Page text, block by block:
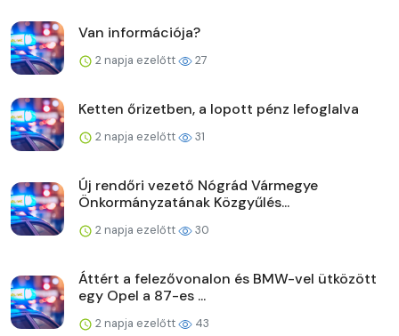
Van információja?
2 napja ezelőtt 27
Ketten őrizetben, a lopott pénz lefoglalva
2 napja ezelőtt 31
Új rendőri vezető Nógrád Vármegye
Önkormányzatának Közgyűlés...
2 napja ezelőtt 30
Áttért a felezővonalon és BMW-vel ütközött
egy Opel a 87-es ...
2 napja ezelőtt 43